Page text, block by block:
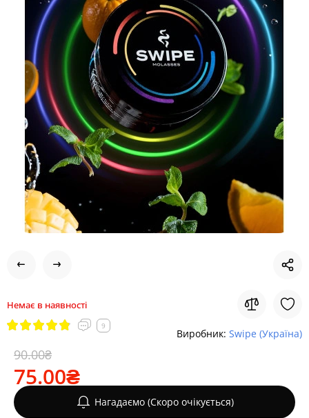
Немає в наявності
9
Виробник: Swipe (Україна)
90.00₴
75.00₴
Нагадаємо (Скоро очікується)